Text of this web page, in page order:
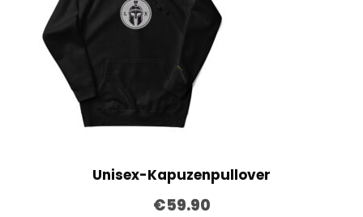
Unisex-Kapuzenpullover
€59.90